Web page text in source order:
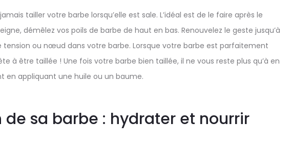
tailler votre barbe lorsqu’elle est sale. L’idéal est de le faire après le
démêlez vos poils de barbe de haut en bas. Renouvelez le geste jusqu’à
tension ou nœud dans votre barbe. Lorsque votre barbe est parfaitement
à être taillée ! Une fois votre barbe bien taillée, il ne vous reste plus qu’à en
en appliquant une huile ou un baume.
de sa barbe : hydrater et nourrir